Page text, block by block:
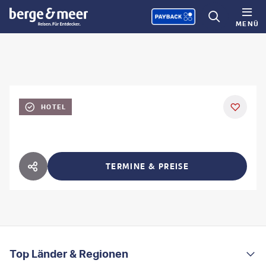
MENÜ
HOTEL
HOTEL TEILEN TERMINE & PREISE
Footer navigation
Top Länder & Regionen